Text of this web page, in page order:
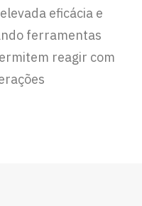
eficácia e
ferramentas
reagir com